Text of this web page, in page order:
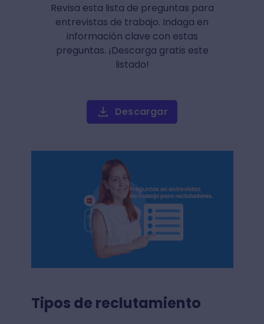
Revisa esta lista de preguntas para
entrevistas de trabajo. Indaga en
información clave con estas
preguntas. ¡Descarga gratis este
listado!
Descargar
Tipos de reclutamiento